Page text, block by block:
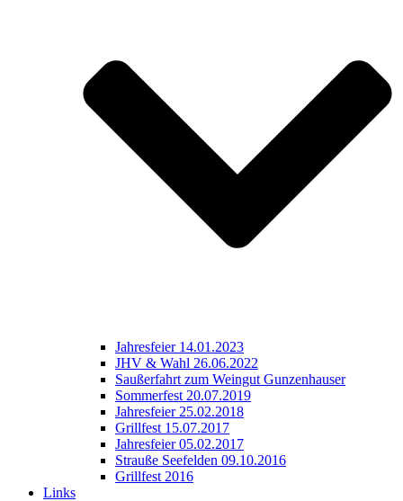
Jahresfeier 14.01.2023
JHV & Wahl 26.06.2022
Saußerfahrt zum Weingut Gunzenhauser
Sommerfest 20.07.2019
Jahresfeier 25.02.2018
Grillfest 15.07.2017
Jahresfeier 05.02.2017
Strauße Seefelden 09.10.2016
Grillfest 2016
Links